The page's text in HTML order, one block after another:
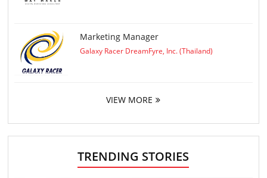
Marketing Manager
Galaxy Racer DreamFyre, Inc. (Thailand)
VIEW MORE
TRENDING STORIES